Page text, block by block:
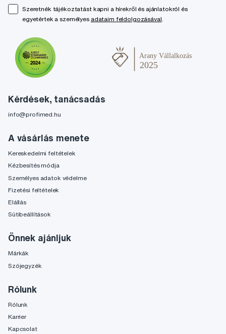
Kérdések, tanácsadás
info@profimed.hu
A vásárlás menete
Kereskedelmi feltételek
Kézbesítés módja
Személyes adatok védelme
Fizetési feltételek
Elállás
Sütibeállítások
Önnek ajánljuk
Márkák
Szójegyzék
Rólunk
Rólunk
Karrier
Kapcsolat
Szeretnék tájékoztatást kapni a hírekről és ajánlatokról és
egyetértek a személyes adataim feldolgozásával